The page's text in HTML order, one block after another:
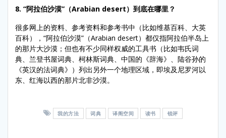
8. “阿拉伯沙漠” （Arabian desert）到底在哪里？
很多网上的资料、参考资料和参考书中（比如维基百科、大英
百科），“阿拉伯沙漠”（Arabian desert）都仅指阿拉伯半岛上
的那片大沙漠；但也有不少同样权威的工具书（比如韦氏词
典、兰登书屋词典、柯林斯词典、中国的《辞海》、陆谷孙的
《英汉的法词典》）列出另外一个地理区域，即埃及尼罗河以
东、红海以西的那片北非沙漠。
我的方法 词典 译阁空间 读书 锐评